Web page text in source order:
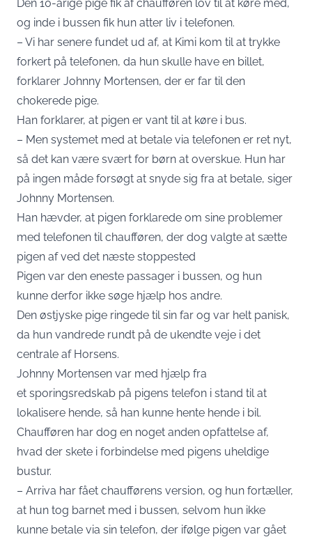
Den 10-årige pige fik af chaufføren lov til at køre med,
og inde i bussen fik hun atter liv i telefonen.
– Vi har senere fundet ud af, at Kimi kom til at trykke
forkert på telefonen, da hun skulle have en billet,
forklarer Johnny Mortensen, der er far til den
chokerede pige.
Han forklarer, at pigen er vant til at køre i bus.
– Men systemet med at betale via telefonen er ret nyt,
så det kan være svært for børn at overskue. Hun har
på ingen måde forsøgt at snyde sig fra at betale, siger
Johnny Mortensen.
Han hævder, at pigen forklarede om sine problemer
med telefonen til chaufføren, der dog valgte at sætte
pigen af ved det næste stoppested
Pigen var den eneste passager i bussen, og hun
kunne derfor ikke søge hjælp hos andre.
Den østjyske pige ringede til sin far og var helt panisk,
da hun vandrede rundt på de ukendte veje i det
centrale af Horsens.
Johnny Mortensen var med hjælp fra
et sporingsredskab på pigens telefon i stand til at
lokalisere hende, så han kunne hente hende i bil.
Chaufføren har dog en noget anden opfattelse af,
hvad der skete i forbindelse med pigens uheldige
bustur.
– Arriva har fået chaufførens version, og hun fortæller,
at hun tog barnet med i bussen, selvom hun ikke
kunne betale via sin telefon, der ifølge pigen var gået